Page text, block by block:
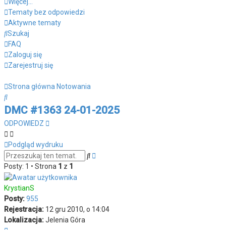
Tematy bez odpowiedzi
Aktywne tematy
Szukaj
FAQ
Zaloguj się
Zarejestruj się
Strona główna Notowania
Szukaj
DMC #1363 24-01-2025
ODPOWIEDZ
Podgląd wydruku
Szukaj
Posty: 1 • Strona 1 z 1
KrystianS
Posty:955
Rejestracja: 12 gru 2010, o 14:04
Lokalizacja:Jelenia Góra